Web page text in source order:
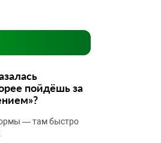
пойдёшь за
— там быстро